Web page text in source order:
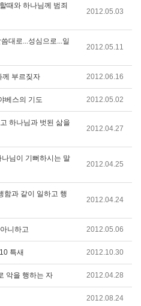
때와 하나님께 범죄
2012.05.03
대로...성심으로...일
2012.05.11
께 부르짖자 2012.06.16
베스의 기도 2012.05.02
하나님과 벗된 삶을
2012.04.27
님이 기뻐하시는 말
2012.04.25
함과 같이 일하고 행
2012.04.24
니하고 2012.05.06
특새 2012.10.30
악을 행하는 자 2012.04.28
2012.08.24